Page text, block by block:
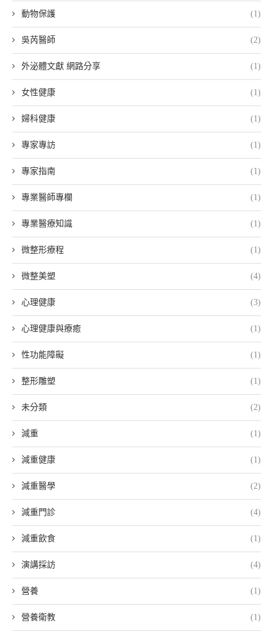
動物保護 (1)
吳芮醫師 (2)
外泌體文獻 網路分享 (1)
女性健康 (1)
婦科健康 (1)
專家專訪 (1)
專家指南 (1)
專業醫師專欄 (1)
專業醫療知識 (1)
微整形療程 (1)
微整美塑 (4)
心理健康 (3)
心理健康與療癒 (1)
性功能障礙 (1)
整形雕塑 (1)
未分類 (2)
減重 (1)
減重健康 (1)
減重醫學 (2)
減重門診 (4)
減重飲食 (1)
演講採訪 (4)
營養 (1)
營養衛教 (1)